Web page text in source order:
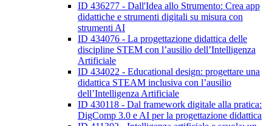
ID 436277 - Dall'Idea allo Strumento: Crea app
didattiche e strumenti digitali su misura con
strumenti AI
ID 434076 - La progettazione didattica delle
discipline STEM con l’ausilio dell’Intelligenza
Artificiale
ID 434022 - Educational design: progettare una
didattica STEAM inclusiva con l’ausilio
dell’Intelligenza Artificiale
ID 430118 - Dal framework digitale alla pratica:
DigComp 3.0 e AI per la progettazione didattica